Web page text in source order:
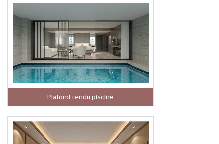
Plafond tendu piscine